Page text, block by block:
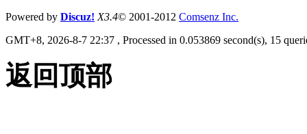
Powered by Discuz! X3.4© 2001-2012 Comsenz Inc.
GMT+8, 2026-8-7 22:37 , Processed in 0.053869 second(s), 15
返回顶部